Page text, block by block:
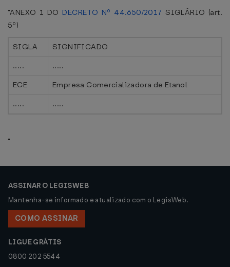
"ANEXO 1 DO DECRETO Nº 44.650/2017 SIGLÁRIO (art.
5º)
SIGLA
SIGNIFICADO
.....
.....
ECE
Empresa Comercializadora de Etanol
.....
.....
"
ASSINAR O LEGISWEB
Mantenha-se informado e atualizado com o LegisWeb.
COMO ASSINAR
LIGUE GRÁTIS
0800 202 5544